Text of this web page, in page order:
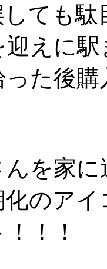
ても
迎えに駅
た後
を家
化のア
！！